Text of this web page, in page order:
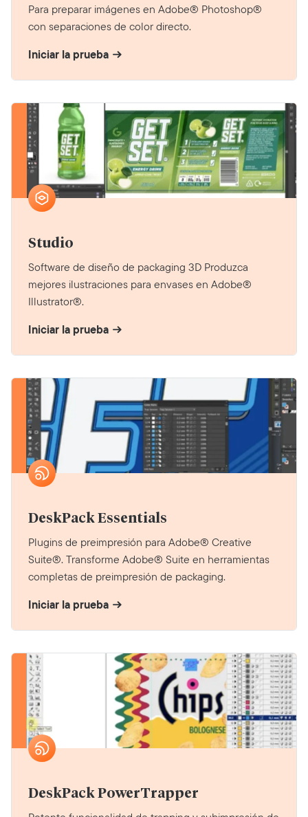
Para preparar imágenes en Adobe® Photoshop®
con separaciones de color directo.
Iniciar la prueba
Studio
Software de diseño de packaging 3D Produzca
mejores ilustraciones para envases en Adobe®
Illustrator®.
Iniciar la prueba
DeskPack Essentials
Plugins de preimpresión para Adobe® Creative
Suite®. Transforme Adobe® Suite en herramientas
completas de preimpresión de packaging.
Iniciar la prueba
DeskPack PowerTrapper